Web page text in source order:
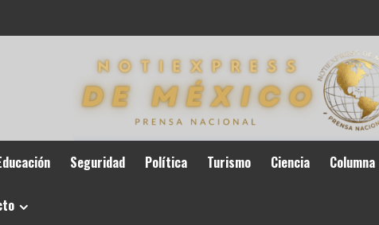
Seguridad Política Turismo Ciencia Columna